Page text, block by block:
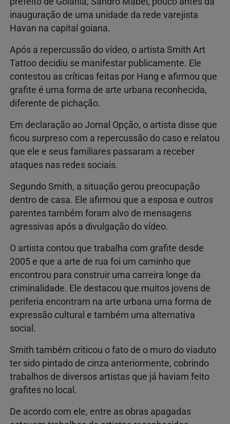
inauguração de uma unidade da rede varejista
Havan na capital goiana.
Após a repercussão do vídeo, o artista Smith Art
Tattoo decidiu se manifestar publicamente. Ele
contestou as críticas feitas por Hang e afirmou que
grafite é uma forma de arte urbana reconhecida,
diferente de pichação.
Em declaração ao Jornal Opção, o artista disse que
ficou surpreso com a repercussão do caso e relatou
que ele e seus familiares passaram a receber
ataques nas redes sociais.
Segundo Smith, a situação gerou preocupação
dentro de casa. Ele afirmou que a esposa e outros
parentes também foram alvo de mensagens
agressivas após a divulgação do vídeo.
O artista contou que trabalha com grafite desde
2005 e que a arte de rua foi um caminho que
encontrou para construir uma carreira longe da
criminalidade. Ele destacou que muitos jovens de
periferia encontram na arte urbana uma forma de
expressão cultural e também uma alternativa
social.
Smith também criticou o fato de o muro do viaduto
ter sido pintado de cinza anteriormente, cobrindo
trabalhos de diversos artistas que já haviam feito
grafites no local.
De acordo com ele, entre as obras apagadas